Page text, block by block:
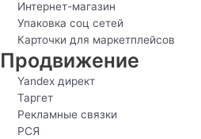
Интернет-магазин
Упаковка соц сетей
Карточки для маркетплейсов
Продвижение
Yandex директ
Таргет
Рекламные связки
РСЯ